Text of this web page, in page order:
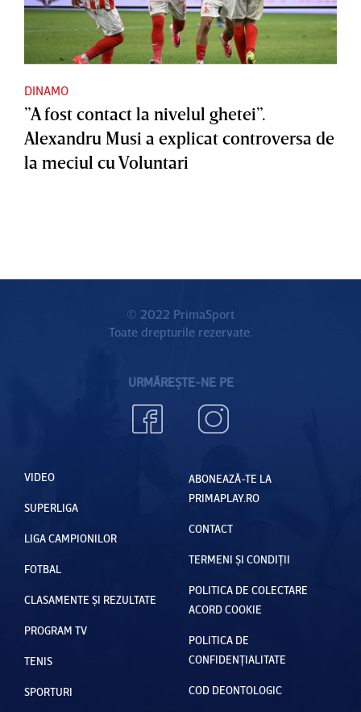
DINAMO
”A fost contact la nivelul ghetei”.
Alexandru Musi a explicat controversa de
la meciul cu Voluntari
© 2022 PrimaSport
Toate drepturile rezervate.
URMĂREȘTE-NE PE
VIDEO
SUPERLIGA
LIGA CAMPIONILOR
FOTBAL
CLASAMENTE ȘI REZULTATE
PROGRAM TV
TENIS
SPORTURI
ABONEAZĂ-TE LA
PRIMAPLAY.RO
CONTACT
TERMENI ȘI CONDIȚII
POLITICA DE COLECTARE
ACORD COOKIE
POLITICA DE
CONFIDENȚIALITATE
COD DEONTOLOGIC